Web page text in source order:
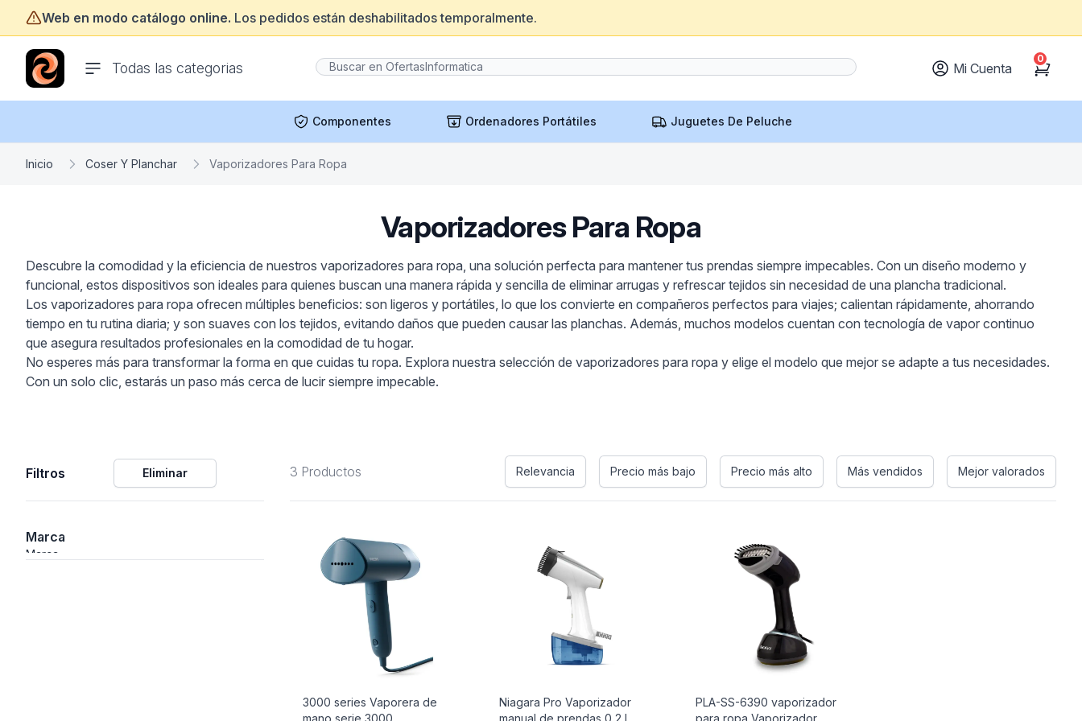
Web en modo catálogo online. Los pedidos están deshabilitados temporalmente.
Todas las categorias
ofertasinformatica.com
Mi Cuenta Cart
0
Componentes Ordenadores Portátiles Juguetes De Peluche
Inicio Coser Y Planchar Vaporizadores Para Ropa
Vaporizadores Para Ropa
Descubre la comodidad y la eficiencia de nuestros vaporizadores para ropa, una solución perfecta para mantener tus prendas siempre impecables. Con un diseño moderno y
funcional, estos dispositivos son ideales para quienes buscan una manera rápida y sencilla de eliminar arrugas y refrescar tejidos sin necesidad de una plancha tradicional.
Los vaporizadores para ropa ofrecen múltiples beneficios: son ligeros y portátiles, lo que los convierte en compañeros perfectos para viajes; calientan rápidamente, ahorrando
tiempo en tu rutina diaria; y son suaves con los tejidos, evitando daños que pueden causar las planchas. Además, muchos modelos cuentan con tecnología de vapor continuo
que asegura resultados profesionales en la comodidad de tu hogar.
No esperes más para transformar la forma en que cuidas tu ropa. Explora nuestra selección de vaporizadores para ropa y elige el modelo que mejor se adapte a tus necesidades.
Con un solo clic, estarás un paso más cerca de lucir siempre impecable.
Filtros Eliminar
Marca
Marca
3 Productos Relevancia Precio más bajo Precio más alto Más vendidos Mejor valorados
3000 series Vaporera de
mano serie 3000
Niagara Pro Vaporizador
manual de prendas 0,2 L
PLA-SS-6390 vaporizador
para ropa Vaporizador